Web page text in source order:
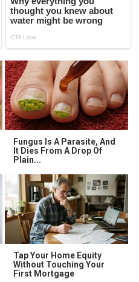
Fungus Is A Parasite, And
It Dies From A Drop Of
Plain...
Tap Your Home Equity
Without Touching Your
First Mortgage